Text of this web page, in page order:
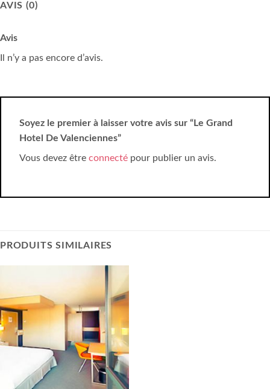
AVIS (0)
Avis
Il n’y a pas encore d’avis.
Soyez le premier à laisser votre avis sur “Le Grand
Hotel De Valenciennes”
Vous devez être connecté pour publier un avis.
PRODUITS SIMILAIRES